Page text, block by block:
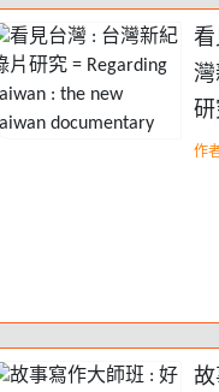
看
灣
研
作